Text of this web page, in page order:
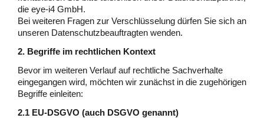
die eye-i4 GmbH.
Bei weiteren Fragen zur Verschlüsselung dürfen Sie sich an
unseren Datenschutzbeauftragten wenden.
2. Begriffe im rechtlichen Kontext
Bevor im weiteren Verlauf auf rechtliche Sachverhalte
eingegangen wird, möchten wir zunächst in die zugehörigen
Begriffe einleiten:
2.1 EU-DSGVO (auch DSGVO genannt)